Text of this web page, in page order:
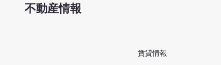
不動産情報
​賃貸情報